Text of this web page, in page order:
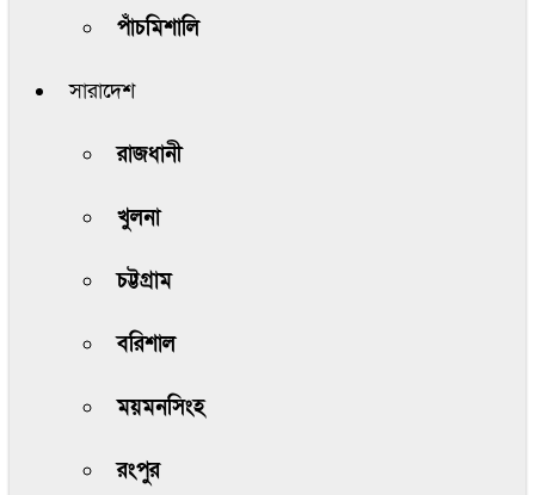
পাঁচমিশালি
সারাদেশ
রাজধানী
খুলনা
চট্টগ্রাম
বরিশাল
ময়মনসিংহ
রংপুর